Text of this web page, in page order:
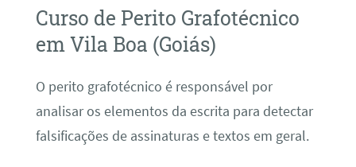
Curso de Perito Grafotécnico
em Vila Boa (Goiás)
O perito grafotécnico é responsável por
analisar os elementos da escrita para detectar
falsificações de assinaturas e textos em geral.